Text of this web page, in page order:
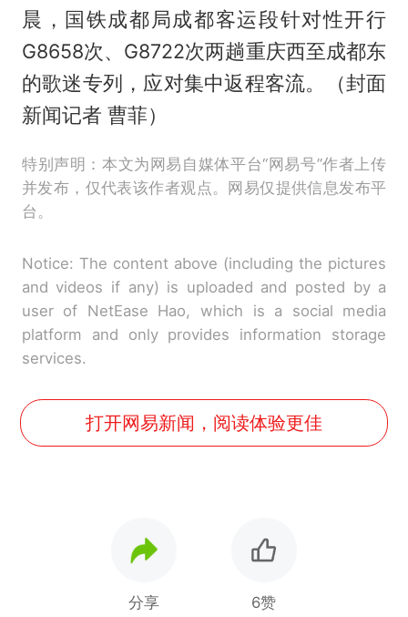
晨，国铁成都局成都客运段针对性开行
G8658次、G8722次两趟重庆西至成都东
的歌迷专列，应对集中返程客流。（封面
新闻记者 曹菲）
特别声明：本文为网易自媒体平台“网易号”作者上传
并发布，仅代表该作者观点。网易仅提供信息发布平
台。
Notice: The content above (including the pictures
and videos if any) is uploaded and posted by a
user of NetEase Hao, which is a social media
platform and only provides information storage
services.
打开网易新闻，阅读体验更佳
分享 6赞